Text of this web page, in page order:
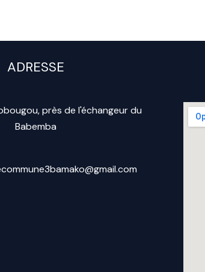
ADRESSE
près de l'échangeur du
Babemba